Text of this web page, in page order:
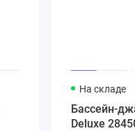
На складе
Бассейн-
Deluxe